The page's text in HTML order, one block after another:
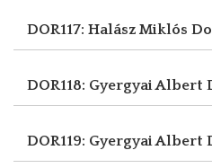
DOR117: Halász Miklós
DOR118: Gyergyai Albert
DOR119: Gyergyai Albert